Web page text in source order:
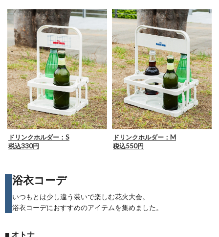
ドリンクホルダー：S
税込330円
ドリンクホルダー：M
税込550円
浴衣コーデ
いつもとは少し違う装いで楽しむ花火大会。
浴衣コーデにおすすめのアイテムを集めました。
■ オトナ